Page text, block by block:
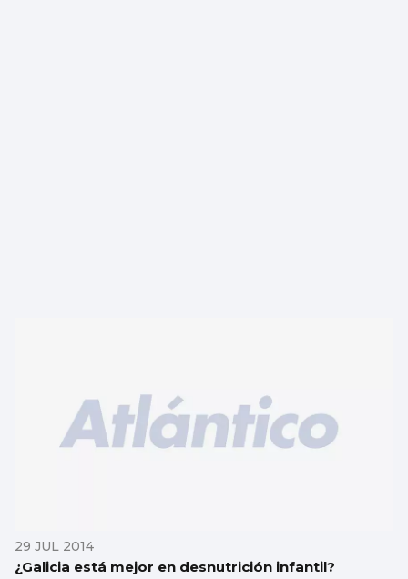
29 JUL 2014
¿Galicia está mejor en desnutrición infantil?